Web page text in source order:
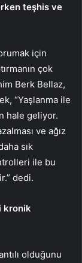
teşhis ve
için
çok
Berk Bellaz,
“Yaşlanma ile
hale geliyor.
ve ağız
sık
ile bu
dedi.
kronik
olduğunu